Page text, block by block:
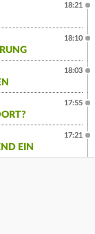
18:21
18:10
18:03
17:55
EIN
17:21